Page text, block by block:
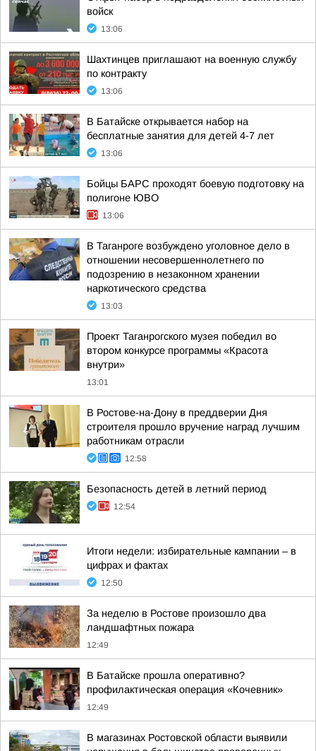
войск
13:06
Шахтинцев приглашают на военную службу
по контракту
13:06
В Батайске открывается набор на
бесплатные занятия для детей 4-7 лет
13:06
Бойцы БАРС проходят боевую подготовку на
полигоне ЮВО
13:06
В Таганроге возбуждено уголовное дело в
отношении несовершеннолетнего по
подозрению в незаконном хранении
наркотического средства
13:03
Проект Таганрогского музея победил во
втором конкурсе программы «Красота
внутри»
13:01
В Ростове-на-Дону в преддверии Дня
строителя прошло вручение наград лучшим
работникам отрасли
12:58
Безопасность детей в летний период
12:54
Итоги недели: избирательные кампании – в
цифрах и фактах
12:50
За неделю в Ростове произошло два
ландшафтных пожара
12:49
В Батайске прошла оперативно?
профилактическая операция «Кочевник»
12:49
В магазинах Ростовской области выявили